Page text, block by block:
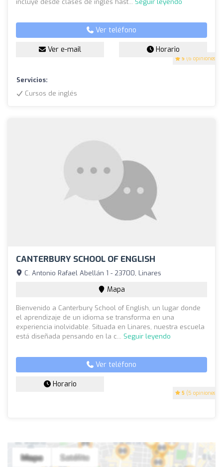
5 (6 opiniones)
incluye desde clases de inglés hast... Seguir leyendo
Ver teléfono
Ver e-mail Horario
Servicios:
Cursos de inglés
CANTERBURY SCHOOL OF ENGLISH
5 (5 opiniones)
C. Antonio Rafael Abellán 1 - 23700, Linares
Mapa
Bienvenido a Canterbury School of English, un lugar donde
el aprendizaje de un idioma se transforma en una
experiencia inolvidable. Situada en Linares, nuestra escuela
está diseñada pensando en la c... Seguir leyendo
Ver teléfono
Horario